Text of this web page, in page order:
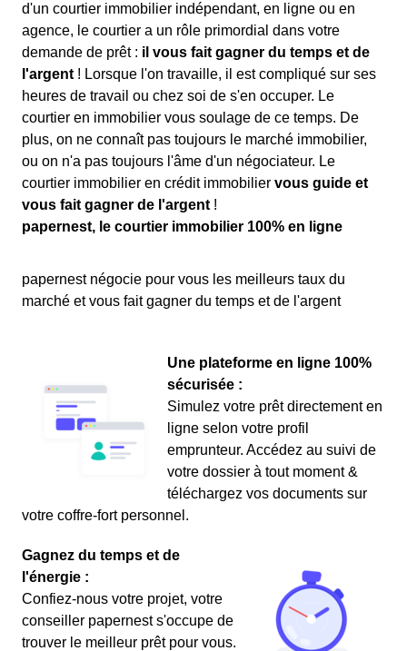
d'un courtier immobilier indépendant, en ligne ou en
agence, le courtier a un rôle primordial dans votre
demande de prêt : il vous fait gagner du temps et de
l'argent ! Lorsque l'on travaille, il est compliqué sur ses
heures de travail ou chez soi de s'en occuper. Le
courtier en immobilier vous soulage de ce temps. De
plus, on ne connaît pas toujours le marché immobilier,
ou on n'a pas toujours l'âme d'un négociateur. Le
courtier immobilier en crédit immobilier vous guide et
vous fait gagner de l'argent !
papernest, le courtier immobilier 100% en ligne
papernest négocie pour vous les meilleurs taux du
marché et vous fait gagner du temps et de l'argent
Une plateforme en ligne 100%
sécurisée :
Simulez votre prêt directement en
ligne selon votre profil
emprunteur. Accédez au suivi de
votre dossier à tout moment &
téléchargez vos documents sur
votre coffre-fort personnel.
Gagnez du temps et de
l'énergie :
Confiez-nous votre projet, votre
conseiller papernest s'occupe de
trouver le meilleur prêt pour vous.